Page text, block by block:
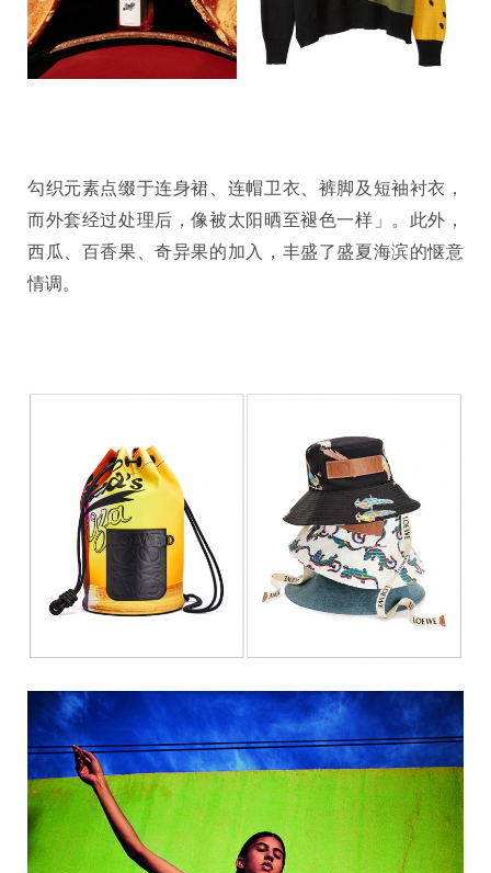
勾织元素点缀于连身裙、连帽卫衣、裤脚及短袖衬衣，
而外套经过处理后，像被太阳晒至褪色一样」。此外，
西瓜、百香果、奇异果的加入，丰盛了盛夏海滨的惬意
情调。